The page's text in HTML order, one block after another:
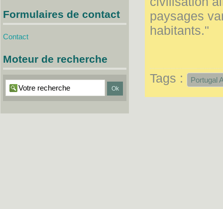
paysages
habitants."
Portugal
Formulaires de contact
Contact
Moteur de recherche